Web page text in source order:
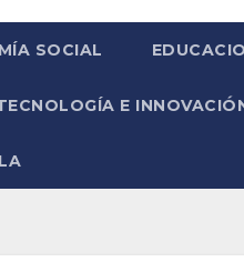
SOCIAL
E